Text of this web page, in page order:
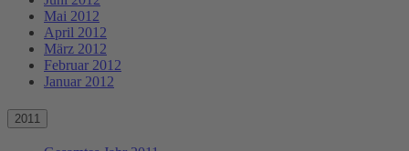
Mai 2012
April 2012
März 2012
Februar 2012
Januar 2012
2011